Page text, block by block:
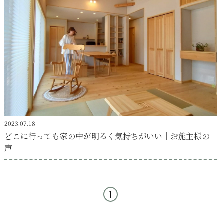
2023.07.18
どこに行っても家の中が明るく気持ちがいい｜お施主様の
声
1